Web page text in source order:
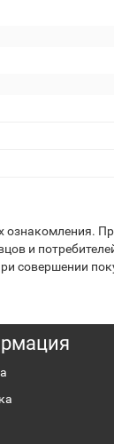
и
совершении